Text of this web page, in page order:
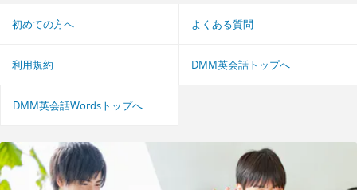
初めての方へ よくある質問
利用規約 DMM英会話トップへ
DMM英会話Wordsトップへ